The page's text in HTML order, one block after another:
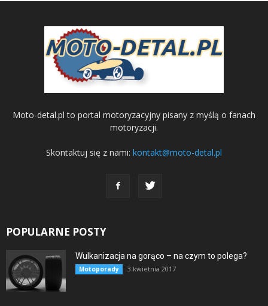
Moto-detal.pl to portal motoryzacyjny pisany z myślą o fanach
motoryzacji.
Skontaktuj się z nami: kontakt@moto-detal.pl
POPULARNE POSTY
Wulkanizacja na gorąco – na czym to polega?
Motoporady 3 kwietnia 2017